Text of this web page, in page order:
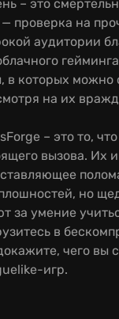
– это
проверка на
аудитории
в которых можно
на их
– это то,
вызова. Их
но
за умение
в
чего вы
игр.